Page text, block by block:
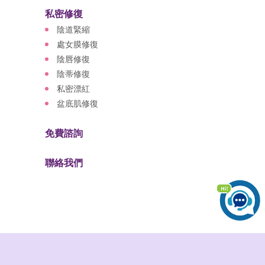
私密修復
陰道緊縮
處女膜修復
陰唇修復
陰蒂修復
私密漂紅
盆底肌修復
免費諮詢
聯絡我們